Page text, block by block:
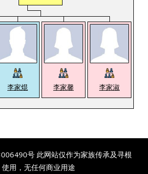
李家焜 李家馨 李家淑
号 此网站仅作为家族传承及寻根
使用，无任何商业用途